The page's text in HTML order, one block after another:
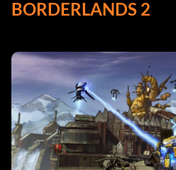
BORDERLANDS 2